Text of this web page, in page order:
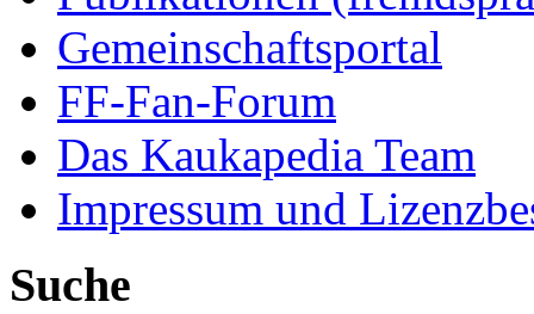
Gemeinschaftsportal
FF-Fan-Forum
Das Kaukapedia Team
Impressum und
Suche